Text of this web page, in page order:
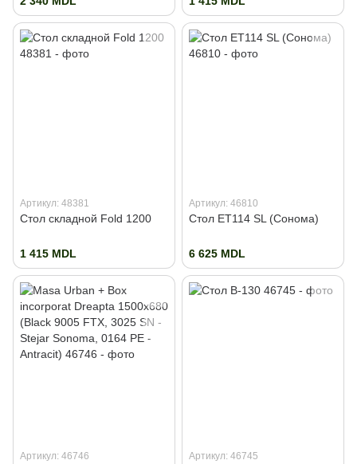
Артикул: 48381
Стол складной Fold 1200
1 415 MDL
Артикул: 46810
Стол ET114 SL (Сонома)
6 625 MDL
Артикул: 46746 Артикул: 46745